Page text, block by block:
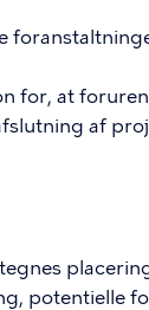
for, at
af
potentielle